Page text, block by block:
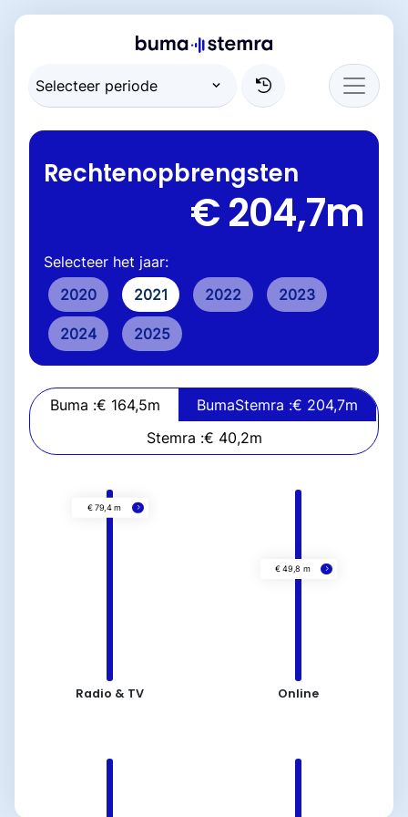
Rechtenopbrengsten
€ 204,7m
Selecteer het jaar:
2020
2021 2022 2023
2024 2025
Buma :€ 164,5m BumaStemra :€ 204,7m
Stemra :€ 40,2m
Radio & TV
€
Online